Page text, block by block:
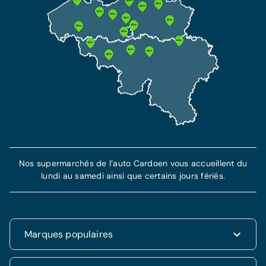
Tous les frais de maintenance inclus
Tous les frais de réparations techniques
inclus
Assistance dépannage de 7 ans incluse
En savoir plus
votre protection et indemnisation en cas de vol
et accident.
Plus d'information
Marques populaires
Nos supermarchés de l’auto Cardoen vous accueillent du
lundi au samedi ainsi que certains jours fériés.